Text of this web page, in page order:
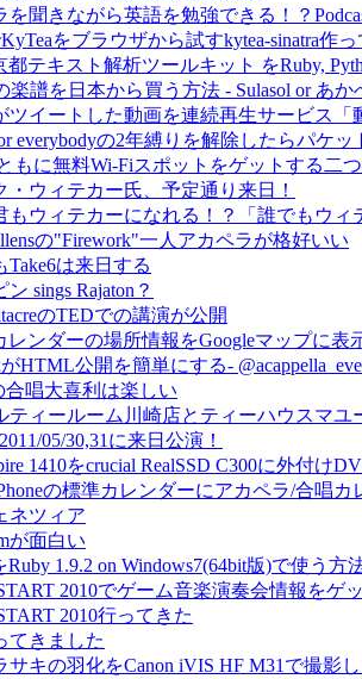
を聞きながら英語を勉強できる！？
KyTeaをブラウザから試すkytea-sinatra作
都テキスト解析ツールキット をRuby,
楽譜を日本から買う方法 - Sulasol or あ
ツイートした動画を連続再生サービス
everybodyの2年縛りを解除したらパケ
もに無料Wi-Fiスポットをゲットする二
・ウィテカー氏、予定通り来日！
もウィテカーになれる！？「誰でもウィ
の"Firework"一人アカペラが格好いい
Take6は来日する
ン sings Rajaton？
のTEDでの講演が公開
レンダーの場所情報をGoogleマップに表
HTML公開を簡単にする-
合唱大喜利は楽しい
ティールーム川崎店とティーハウスマユ
05/30,31に来日公演！
1410をcrucial RealSSD C300に外付け
の標準カレンダーにアカペラ/合唱
ネツィア
が面白い
Ruby 1.9.2 on Windows7(64bit版)で使う方
2010でゲーム音楽演奏会情報をゲ
2010行ってきた
てきました
サキの羽化をCanon iVIS HF M31で撮影